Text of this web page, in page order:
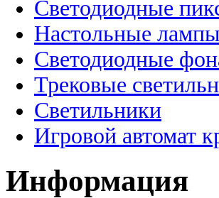
Светодиодные
Настольные лампы
Светодиодные
Трековые
Светильники
Игровой автомат
Информация